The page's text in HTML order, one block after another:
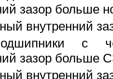
зазор больше
внутренний
с
зазор больше
внутренний